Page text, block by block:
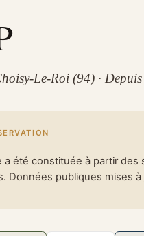
Le-Roi (94) ·
a été constituée à partir des
Données publiques mises à